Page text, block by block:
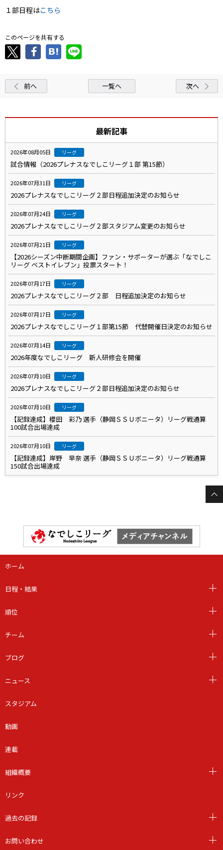
１部日程はこちら
このページを共有する
前へ 一覧へ 次へ
最新記事
2026年08月05日 リーグ
試合情報（2026プレナスなでしこリーグ１部 第15節）
2026年07月31日 リーグ
2026プレナスなでしこリーグ２部日程追加決定のお知らせ
2026年07月24日 リーグ
2026プレナスなでしこリーグ２部スタジアム変更のお知らせ
2026年07月21日 リーグ
【2026シーズン中断期間企画】ファン・サポーターが選ぶ「なでしこ
リーグ ベストイレブン」投票スタート！
2026年07月17日 リーグ
2026プレナスなでしこリーグ２部 日程追加決定のお知らせ
2026年07月17日 リーグ
2026プレナスなでしこリーグ１部第15節 代替開催日決定のお知らせ
2026年07月14日 リーグ
2026年度なでしこリーグ 新人研修会を開催
2026年07月10日 リーグ
2026プレナスなでしこリーグ２部日程追加決定のお知らせ
2026年07月10日 リーグ
【記録達成】櫻田 彩乃 選手（静岡ＳＳＵボニータ）リーグ戦通算
100試合出場達成
2026年07月10日 リーグ
【記録達成】岸野 早奈 選手（静岡ＳＳＵボニータ）リーグ戦通算
150試合出場達成
ホーム
日程・結果
順位
チーム
ブログ
ニュース
スタジアム
動画
連載
組織概要
リンク
過去の記録
お問い合わせ